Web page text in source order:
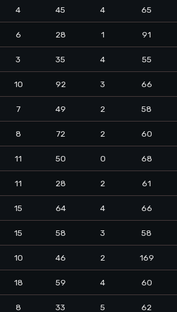
4 45 4
65
6 28 1
91
3 35 4
55
10 92 3
66
7 49 2
58
8 72 2
60
11 50 0
68
11 28 2
61
15 64 4
66
15 58 3
58
10 46 2
169
18 59 4
60
8 33 5
62